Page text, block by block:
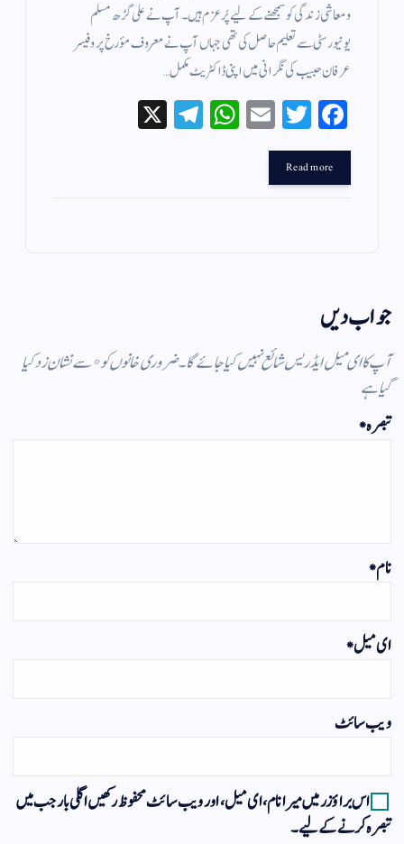
و معاشی زندگی کو سمجھنے کے لیے پُرعزم ہیں۔ آپ نے علی گڑھ مسلم
یونیورسٹی سے تعلیم حاصل کی تھی جہاں آپ نے معروف مؤرخ پروفیسر
عرفان حبیب کی نگرانی میں اپنی ڈاکٹریٹ مکمل…
Fa
ce
bo
ok
T
wi
r
E
m
W
ha
Te
le
Read more
جواب دیں
آپ کا ای میل ایڈریس شائع نہیں کیا جائے گا۔ضروری خانوں کو*سے نشان زد کیا
گیا ہے
تبصرہ*
نام*
ای میل*
ویب‌ سائٹ
اس براؤزر میں میرا نام، ای میل، اور ویب سائٹ محفوظ رکھیں اگلی بار جب میں
تبصرہ کرنے کےلیے۔